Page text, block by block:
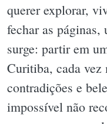
querer explorar,
fechar as
surge: partir em
Curitiba, cada vez
contradições e
impossível não